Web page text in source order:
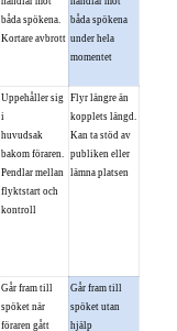
båda spökena.
Kortare avbrott
båda spökena
under hela
momentet
Uppehåller sig
i
huvudsak
bakom föraren.
Pendlar mellan
flyktstart och
kontroll
Flyr längre än
kopplets längd.
Kan ta stöd av
publiken eller
lämna platsen
Går fram till
spöket när
föraren gått
Går fram till
spöket utan
hjälp